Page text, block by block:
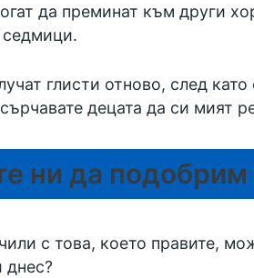
да преминат към други
глисти отново, след
децата да си мият
ни да подобрим
с това, което правите,
днес?